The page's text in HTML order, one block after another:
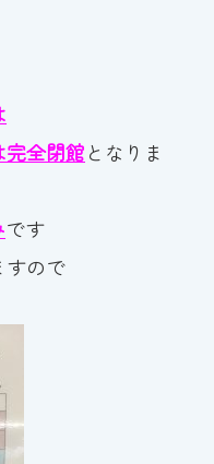
全閉館となりま
です
すので